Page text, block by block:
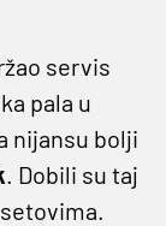
servis
pala u
nijansu bolji
. Dobili su taj